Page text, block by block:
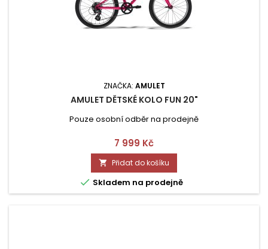
ZNAČKA: AMULET
AMULET DĚTSKÉ KOLO FUN 20"
Pouze osobní odběr na prodejně
Cena
7 999 Kč
 Přidat do košíku
 Skladem na prodejně